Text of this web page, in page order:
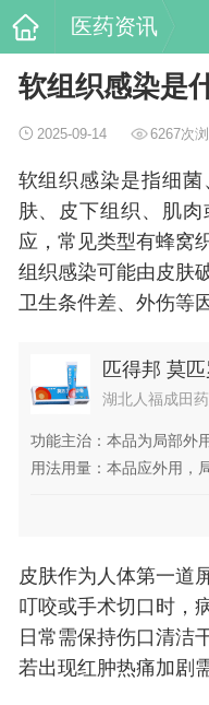
医药资讯
软组织感染是
2025-09-14 6267次
软组织感染是指细
肤、皮下组织、肌
应，常见类型有蜂窝
组织感染可能由皮肤
卫生条件差、外伤等
匹得邦 莫
湖北人福成田
功能主治：本品为局部外
皮肤感染，例如:脓疱病
用法用量：本品应外用，
皮肤作为人体第一道
叮咬或手术切口时，
日常需保持伤口清洁
若出现红肿热痛加剧